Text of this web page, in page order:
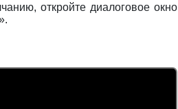
откройте диалоговое окно